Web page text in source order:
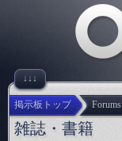
↓↓↓
掲示板トップ Forums
雑誌・書籍